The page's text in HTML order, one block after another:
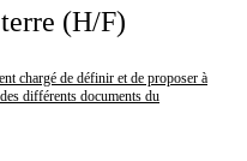
(H/F)
chargé de définir et de proposer à
différents documents du